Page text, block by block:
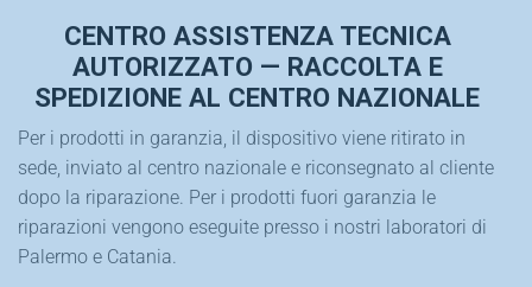
CENTRO ASSISTENZA TECNICA
AUTORIZZATO — RACCOLTA E
SPEDIZIONE AL CENTRO NAZIONALE
Per i prodotti in garanzia, il dispositivo viene ritirato in
sede, inviato al centro nazionale e riconsegnato al cliente
dopo la riparazione. Per i prodotti fuori garanzia le
riparazioni vengono eseguite presso i nostri laboratori di
Palermo e Catania